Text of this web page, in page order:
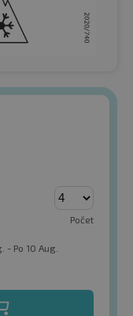
Počet
- Po 10 Aug.